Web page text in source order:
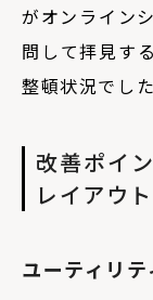
がオンライン
問して拝見す
整頓状況でした
改善ポイ
レイアウト
ユーティリ